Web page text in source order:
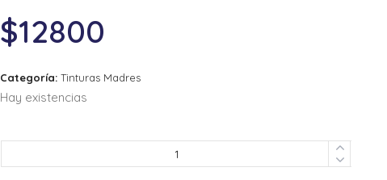
$12800
Categoría: Tinturas Madres
Hay existencias